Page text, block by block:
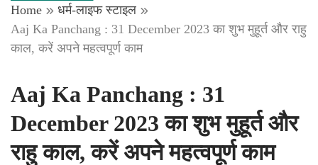
Home
धर्म-लाइफ स्टाइल
Aaj Ka Panchang : 31 December 2023 का शुभ मुहूर्त और राहु
काल, करें अपने महत्वपूर्ण काम
Aaj Ka Panchang : 31
December 2023 का शुभ मुहूर्त और
राहु काल, करें अपने महत्वपूर्ण काम